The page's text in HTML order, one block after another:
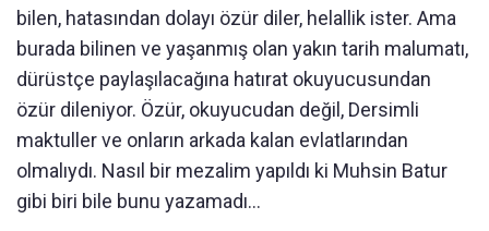
bilen, hatasından dolayı özür diler, helallik ister. Ama
burada bilinen ve yaşanmış olan yakın tarih malumatı,
dürüstçe paylaşılacağına hatırat okuyucusundan
özür dileniyor. Özür, okuyucudan değil, Dersimli
maktuller ve onların arkada kalan evlatlarından
olmalıydı. Nasıl bir mezalim yapıldı ki Muhsin Batur
gibi biri bile bunu yazamadı…